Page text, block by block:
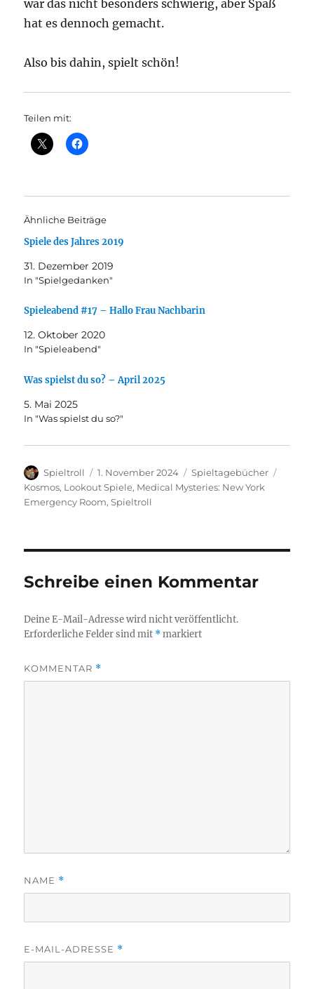
war das nicht besonders schwierig, aber Spaß
hat es dennoch gemacht.
Also bis dahin, spielt schön!
Teilen mit:
Ähnliche Beiträge
Spiele des Jahres 2019
31. Dezember 2019
In "Spielgedanken"
Spieleabend #17 – Hallo Frau Nachbarin
12. Oktober 2020
In "Spieleabend"
Was spielst du so? – April 2025
5. Mai 2025
In "Was spielst du so?"
Autor
Spieltroll
Veröffentlicht
am
1. November 2024 Kategorien
Spieltagebücher
Kosmos, Lookout Spiele, Medical Mysteries: New York
Emergency Room,Spieltroll
Schreibe einen Kommentar
Deine E-Mail-Adresse wird nicht veröffentlicht.
Erforderliche Felder sind mit *markiert
KOMMENTAR *
NAME *
E-MAIL-ADRESSE *